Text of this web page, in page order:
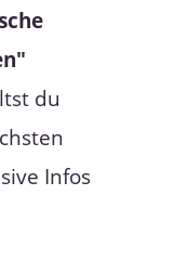
du
Infos